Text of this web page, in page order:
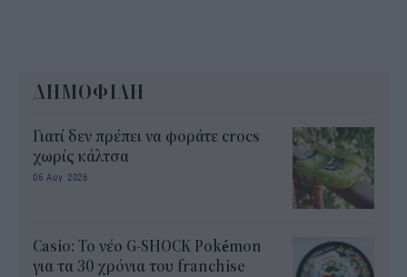
ΔΗΜΟΦΙΛΗ
Γιατί δεν πρέπει να φοράτε crocs
χωρίς κάλτσα
06 Αυγ 2026
Casio: Το νέο G-SHOCK Pokémon
για τα 30 χρόνια του franchise